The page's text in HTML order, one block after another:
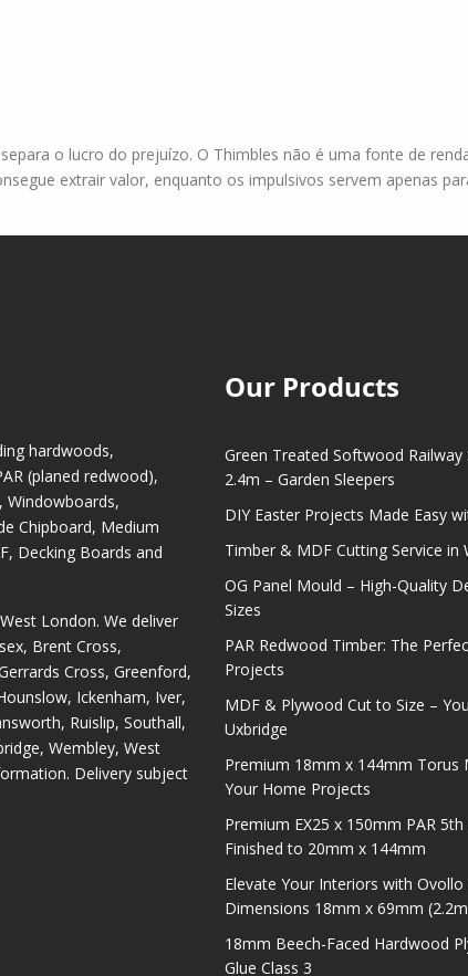
o lucro do prejuízo. O Thimbles não é uma fonte de
extrair valor, enquanto os impulsivos servem apenas
hardwoods,
(planed redwood),
Windowboards,
Chipboard, Medium
Decking Boards and
West London. We deliver
, Brent Cross,
Cross, Greenford,
, Ickenham, Iver,
, Ruislip, Southall,
, Wembley, West
Delivery subject
Our Products
Green Treated Softwood
2.4m – Garden Sleepers
DIY Easter Projects Made Easy
Timber & MDF Cutting Service in
OG Panel Mould – High-Quality
Sizes
PAR Redwood Timber: The
Projects
MDF & Plywood Cut to Size –
Uxbridge
Premium 18mm x 144mm Torus
Your Home Projects
Premium EX25 x 150mm PAR
Finished to 20mm x 144mm
Elevate Your Interiors with
Dimensions 18mm x 69mm
18mm Beech-Faced Hardwood
Glue Class 3